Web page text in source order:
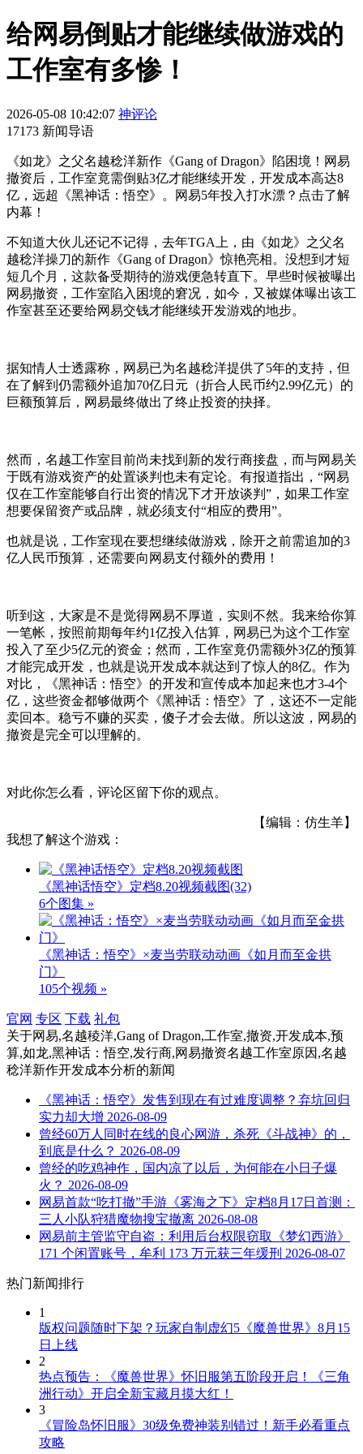
给网易倒贴才能继续做游戏的
工作室有多惨！
2026-05-08 10:42:07 神评论
17173 新闻导语
《如龙》之父名越稔洋新作《Gang of Dragon》陷困境！网易
撤资后，工作室竟需倒贴3亿才能继续开发，开发成本高达8
亿，远超《黑神话：悟空》。网易5年投入打水漂？点击了解
内幕！
不知道大伙儿还记不记得，去年TGA 上 ， 由《如龙》之父名
越稔洋操刀的新作《Gang of Dragon》惊艳亮相。 没想到才短
短几个月， 这款备受期待的游戏便急转直下。 早些时候被曝出
网易撤资，工作室陷入困境的窘况，如今，又被媒体曝出该工
作室甚至还要给网易交钱才能继续开发游戏的地步。
据知情人士透露称，网易已为名越稔洋提供了5年的支持，但
在了解到仍需额外追加70亿日元（折合人民币约2.99亿元） 的
巨额预算后，网易最终做出了终止投资的抉择。
然而，名越工作室目前尚未找到新的发行商接盘，而与网易关
于既有游戏资产的处置谈判也未有定论。 有报道指出，“网易
仅在工作室能够自行出资的情况下才开放谈判”，如果工作室
想要保留资产或品牌，就必须支付“相应的费用”。
也就是说，工作室现在要想继续做游戏，除开之前需追加的3
亿人民币预算，还需要向网易支付额外的费用！
听到这，大家是不是觉得网易不厚道， 实则 不然。我来给你算
一笔帐 ，按照前期每年约1亿投入估算 ， 网易已为这个工作室
投入了至少5亿元的资金 ； 然而，工作室竟仍需额外3亿的预算
才能完成开发 ， 也就是说开发成本就达到了惊人的8亿。 作为
对比 ，《黑神话：悟空》的开发和宣传成本加起来也才3-4个
亿，这些资金都够做两个《黑神话：悟空》了， 这还不一定能
卖回本。稳亏不赚的买卖，傻子才会去做。所以这波，网易的
撤资是完全可以理解的。
对此你怎么看，评论区留下你的观点。
【编辑：仿生羊】
我想了解这个游戏：
《黑神话悟空》定档8.20视频截图(32)
6个图集 »
《黑神话：悟空》×麦当劳联动动画《如月而至金拱
门》
105个视频 »
官网 专区 下载 礼包
关于网易,名越稜洋,Gang of Dragon,工作室,撤资,开发成本,预
算,如龙,黑神话：悟空,发行商,网易撤资名越工作室原因,名越
稔洋新作开发成本分析的新闻
《黑神话：悟空》发售到现在有过难度调整？弃坑回归
实力却大增 2026-08-09
曾经60万人同时在线的良心网游，杀死《斗战神》的，
到底是什么？ 2026-08-09
曾经的吃鸡神作，国内凉了以后，为何能在小日子爆
火？ 2026-08-09
网易首款“吃打撤”手游《雾海之下》定档8月17日首测：
三人小队狩猎魔物搜宝撤离 2026-08-08
网易前主管监守自盗：利用后台权限窃取《梦幻西游》
171 个闲置账号，牟利 173 万元获三年缓刑 2026-08-07
热门新闻排行
1
版权问题随时下架？玩家自制虚幻5《魔兽世界》8月15
日上线
2
热点预告：《魔兽世界》怀旧服第五阶段开启！《三角
洲行动》开启全新宝藏月摸大红！
3
《冒险岛怀旧服》30级免费神装别错过！新手必看重点
攻略